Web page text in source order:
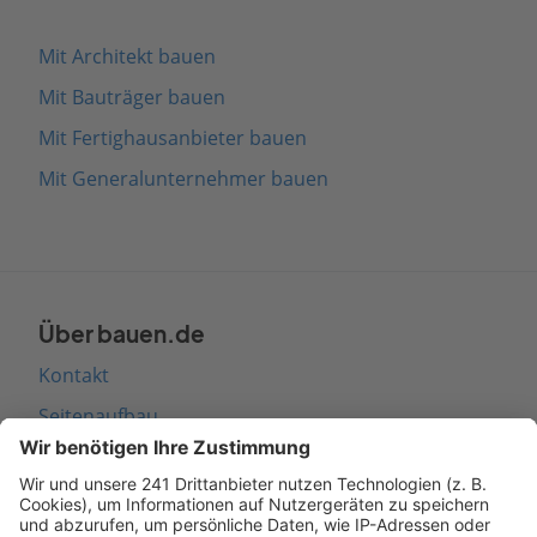
Mit Architekt bauen
Mit Bauträger bauen
Mit Fertighausanbieter bauen
Mit Generalunternehmer bauen
Über bauen.de
Kontakt
Seitenaufbau
Barrierefreiheit
Cookie Einstellungen